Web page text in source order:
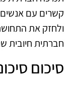
קשרים עם אנשים
ולחזק את
חברתית חיובית
סיכום